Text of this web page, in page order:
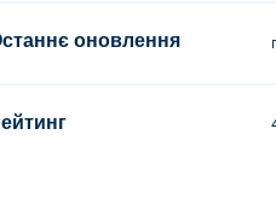
Останнє оновлення
Рейтинг